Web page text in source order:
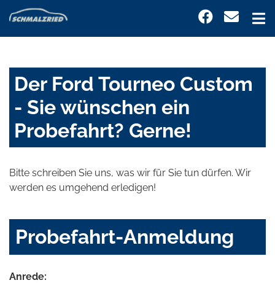
Der Ford Tourneo Custom
- Sie wünschen ein
Probefahrt? Gerne!
Bitte schreiben Sie uns, was wir für Sie tun dürfen. Wir
werden es umgehend erledigen!
Probefahrt-Anmeldung
Anrede: